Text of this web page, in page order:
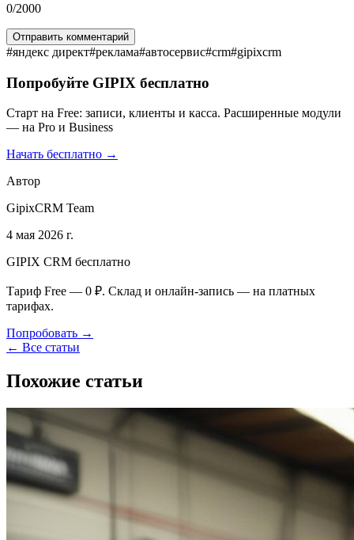
0/2000
Отправить комментарий
#яндекс директ#реклама#автосервис#crm#gipixcrm
Попробуйте GIPIX бесплатно
Старт на Free: записи, клиенты и касса. Расширенные модули
— на Pro и Business
Начать бесплатно →
Автор
GipixCRM Team
4 мая 2026 г.
GIPIX CRM бесплатно
Тариф Free — 0 ₽. Склад и онлайн-запись — на платных
тарифах.
Попробовать →
← Все статьи
Похожие статьи